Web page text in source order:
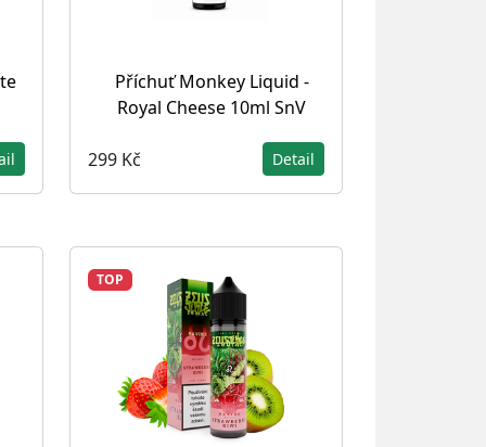
Příchuť Monkey Liquid -
Royal Cheese 10ml SnV
299 Kč Detail
TOP